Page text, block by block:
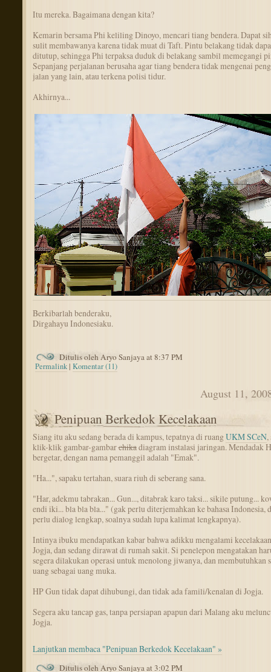
Itu mereka. Bagaimana dengan kita?
Kemarin bersama Phi keliling Dinoyo, mencari tiang bendera. Dapat
sulit membawanya karena tidak muat di Taft. Pintu belakang tidak
ditutup, sehingga Phi terpaksa duduk di belakang sambil memegangi
Sepanjang perjalanan berusaha agar tiang bendera tidak mengenai
jalan yang lain, atau terkena polisi tidur.
Akhirnya...
Berkibarlah benderaku,
Dirgahayu Indonesiaku.
Ditulis oleh Aryo Sanjaya at 8:37 PM
Permalink |Komentar (11)
August 11,
Penipuan Berkedok Kecelakaan
Siang itu aku sedang berada di kampus, tepatnya di ruangUKM SCeN,
klik-klik gambar-gambarchikadiagram instalasi jaringan. Mendadak
bergetar, dengan nama pemanggil adalah "Emak".
"Ha...", sapaku tertahan, suara riuh di seberang sana.
"Har, adekmu tabrakan... Gun..., ditabrak karo taksi... sikile putung...
endi iki... bla bla bla..." (gak perlu diterjemahkan ke bahasa Indonesia,
perlu dialog lengkap, soalnya sudah lupa kalimat lengkapnya).
Intinya ibuku mendapatkan kabar bahwa adikku mengalami
Jogja, dan sedang dirawat di rumah sakit. Si penelepon mengatakan
segera dilakukan operasi untuk menolong jiwanya, dan membutuhkan
uang sebagai uang muka.
HP Gun tidak dapat dihubungi, dan tidak ada famili/kenalan di Jogja.
Segera aku tancap gas, tanpa persiapan apapun dari Malang aku
Jogja.
Lanjutkan membaca "Penipuan Berkedok Kecelakaan" »
Ditulis oleh Aryo Sanjaya at 3:02 PM